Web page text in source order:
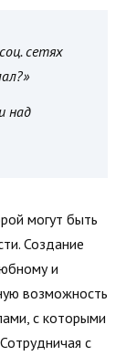
сетях
над
могут быть
Создание
и
возможность
с которыми
с